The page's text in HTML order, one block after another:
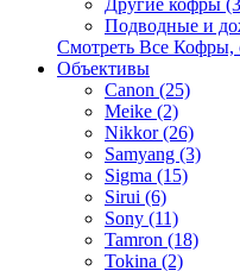
Другие кофры
Подводные и
Смотреть Все Кофры,
Объективы
Canon (25)
Meike (2)
Nikkor (26)
Samyang (3)
Sigma (15)
Sirui (6)
Sony (11)
Tamron (18)
Tokina (2)